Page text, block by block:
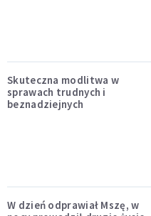
Skuteczna modlitwa w
sprawach trudnych i
beznadziejnych
W dzień odprawiał Mszę, w